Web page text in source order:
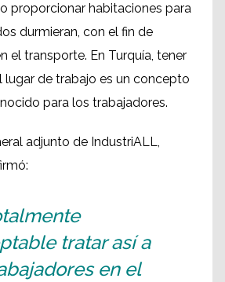
proporcionar habitaciones para
durmieran, con el fin de
el transporte. En Turquía, tener
lugar de trabajo es un concepto
para los trabajadores.
adjunto de IndustriALL,
tratar así a
en el